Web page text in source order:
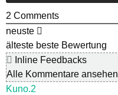
2 Comments
neuste
älteste beste Bewertung
Inline Feedbacks
Alle Kommentare ansehen
Kuno.2